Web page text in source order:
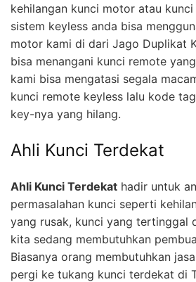
kehilangan kunci motor atau
sistem keyless anda bisa
motor kami di dari Jago Duplikat
bisa menangani kunci remote
kami bisa mengatasi segala
kunci remote keyless lalu kode
key-nya yang hilang.
Ahli Kunci Terdekat
Ahli Kunci Terdekat hadir untuk
permasalahan kunci seperti
yang rusak, kunci yang tertinggal
kita sedang membutuhkan
Biasanya orang membutuhkan
pergi ke tukang kunci terdekat di